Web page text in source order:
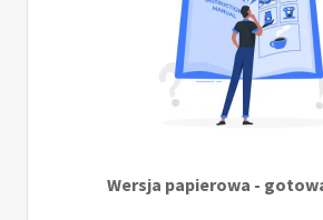
Wersja papierowa -